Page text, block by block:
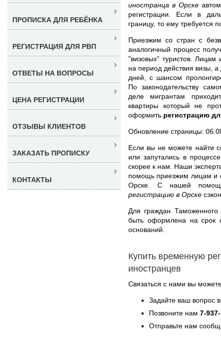
иностранца в Орске
регистрации. Если в
границу, то ему требуется
Приезжим со стран с
аналогичный процесс
"визовых" туристов. Лицам
на период действия визы,
дней, с шансом
По законодательству
деле мигрантам
квартиры который не
оформить регистрацию
Обновление страницы:
Если вы не можете найти
или запутались в
скорее к нам. Наши
помощь приезжим лицам и
Орске. С нашей
регистрацию в Орске
Для граждан
быть оформлена на срок
оснований.
Купить временную
иностранцев
Связаться с нами вы
Задайте ваш вопрос
Позвоните нам 7-
Отправьте нам
ПРОПИСКА ДЛЯ РЕБЁНКА
РЕГИСТРАЦИЯ ДЛЯ РВП
ОТВЕТЫ НА ВОПРОСЫ
ЦЕНА РЕГИСТРАЦИИ
ОТЗЫВЫ КЛИЕНТОВ
ЗАКАЗАТЬ ПРОПИСКУ
КОНТАКТЫ